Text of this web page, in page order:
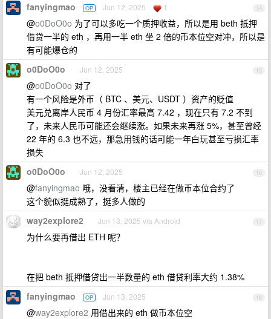
14
fanyingmao OP Jun 12, 2025 1
@o0DoO0o 为了可以多吃一个质押收益，所以是用 beth 抵押
借贷一半的 eth ，再用一半 eth 坐 2 倍的币本位空对冲，所以是
有可能爆仓的
15
o0DoO0o Jun 12, 2025
@o0DoO0o 对了
有一个风险是外币（ BTC 、美元、USDT ）资产的贬值
美元兑离岸人民币 4 月份汇率最高 7.42 ，现在只有 7.2 不到
了，未来人民币可能还会继续涨。如果未来再涨 5%，甚至曾经
22 年的 6.3 也不远，那急用钱的话可能一年白玩甚至亏损汇率
损失
16
o0DoO0o Jun 12, 2025
@fanyingmao 哦，没看清，楼主已经在做币本位合约了
这个貌似挺成熟了，挺多人做的
17
way2explore2 Jun 13, 2025 via Android
为什么要再借出 ETH 呢？
在把 beth 抵押借贷出一半数量的 eth 借贷利率大约 1.38%
18
fanyingmao OP Jun 13, 2025
@way2explore2 用借出来的 eth 做币本位空